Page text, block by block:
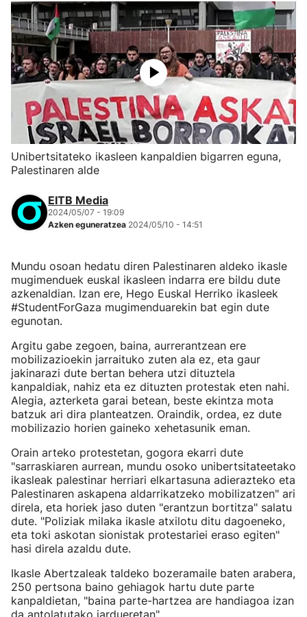
Unibertsitateko ikasleen kanpaldien bigarren eguna,
Palestinaren alde
EITB Media
2024/05/07 - 19:09
Azken eguneratzea 2024/05/10 - 14:51
Mundu osoan hedatu diren Palestinaren aldeko ikasle
mugimenduek euskal ikasleen indarra ere bildu dute
azkenaldian. Izan ere, Hego Euskal Herriko ikasleek
#StudentForGaza mugimenduarekin bat egin dute
egunotan.
Argitu gabe zegoen, baina, aurrerantzean ere
mobilizazioekin jarraituko zuten ala ez, eta gaur
jakinarazi dute bertan behera utzi dituztela
kanpaldiak, nahiz eta ez dituzten protestak eten nahi.
Alegia, azterketa garai betean, beste ekintza mota
batzuk ari dira planteatzen. Oraindik, ordea, ez dute
mobilizazio horien gaineko xehetasunik eman.
Orain arteko protestetan, gogora ekarri dute
"sarraskiaren aurrean, mundu osoko unibertsitateetako
ikasleak palestinar herriari elkartasuna adierazteko eta
Palestinaren askapena aldarrikatzeko mobilizatzen" ari
direla, eta horiek jaso duten "erantzun bortitza" salatu
dute. "Poliziak milaka ikasle atxilotu ditu dagoeneko,
eta toki askotan sionistak protestariei eraso egiten"
hasi direla azaldu dute.
Ikasle Abertzaleak taldeko bozeramaile baten arabera,
250 pertsona baino gehiagok hartu dute parte
kanpaldietan, "baina parte-hartzea are handiagoa izan
da antolatutako jardueretan".